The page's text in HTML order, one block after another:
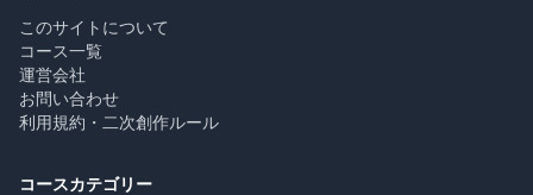
このサイトについて
コース一覧
運営会社
お問い合わせ
利用規約・二次創作ルール
コースカテゴリー